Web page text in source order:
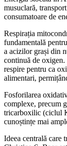
musuclară,
consumatoare de
Respirația
fundamentală
a acizilor grași din
continuă de
respire pentru ca
alimentari,
Fosforilarea
complexe, precum
tricarboxilic (ciclul
cunoștințe mai
Ideea centrală care